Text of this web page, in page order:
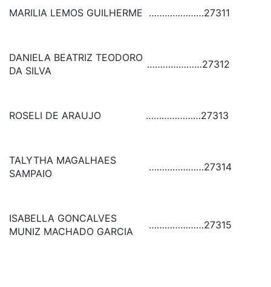
MARILIA LEMOS GUILHERME …………………27311
DANIELA BEATRIZ TEODORO
DA SILVA
…………………27312
ROSELI DE ARAUJO …………………27313
TALYTHA MAGALHAES
SAMPAIO
…………………27314
ISABELLA GONCALVES
MUNIZ MACHADO GARCIA
…………………27315